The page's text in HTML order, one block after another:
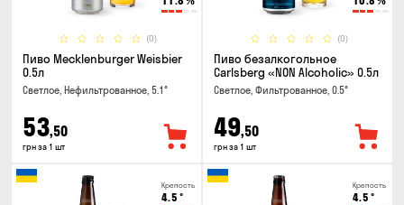
(0)
Пиво Mecklenburger Weisbier
0.5л
Светлое, Нефильтрованное, 5.1°
53,50
грн за 1 шт
(0)
Пиво безалкогольное
Carlsberg «NON Alcoholic» 0.5л
Светлое, Фильтрованное, 0.5°
49,50
грн за 1 шт
Крепость
4.5 °
Крепость
4.5 °